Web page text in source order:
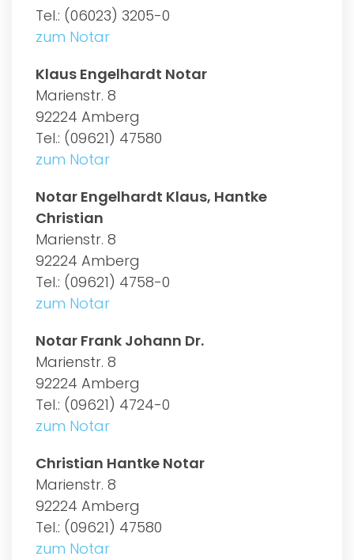
Tel.: (06023) 3205-0
zum Notar
Klaus Engelhardt Notar
Marienstr. 8
92224 Amberg
Tel.: (09621) 47580
zum Notar
Notar Engelhardt Klaus, Hantke
Christian
Marienstr. 8
92224 Amberg
Tel.: (09621) 4758-0
zum Notar
Notar Frank Johann Dr.
Marienstr. 8
92224 Amberg
Tel.: (09621) 4724-0
zum Notar
Christian Hantke Notar
Marienstr. 8
92224 Amberg
Tel.: (09621) 47580
zum Notar